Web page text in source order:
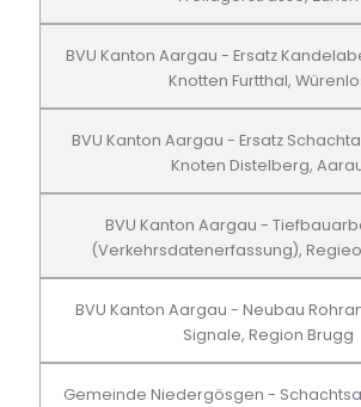
BVU Kanton Aargau - Ersatz
Knotten Furtthal,
BVU Kanton Aargau - Ersatz
Knoten Distelberg,
BVU Kanton Aargau -
(Verkehrsdatenerfassung),
BVU Kanton Aargau - Neubau
Signale, Region Brugg
Gemeinde Niedergösgen -